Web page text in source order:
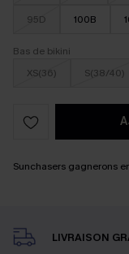
95D 100B
Bas de bikini
XS(36)
S(38/40)
Sunchasers gagnerons
LIVRAISON